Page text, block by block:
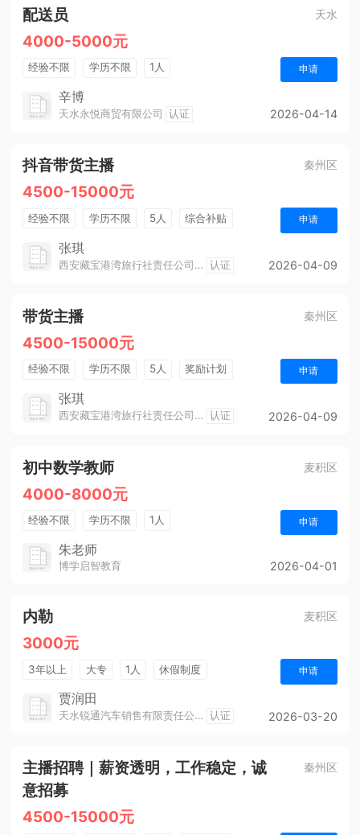
配送员 天水
4000-5000元
经验不限 学历不限 1人 申请
辛博
天水永悦商贸有限公司 认证 2026-04-14
抖音带货主播 秦州区
4500-15000元
经验不限 学历不限 5人
综合补贴
奖励计划
申请
张琪
西安藏宝港湾旅行社责任公司天水分公司 认证 2026-04-09
带货主播 秦州区
4500-15000元
经验不限 学历不限 5人
奖励计划
销售奖金
申请
张琪
西安藏宝港湾旅行社责任公司天水分公司 认证 2026-04-09
初中数学教师 麦积区
4000-8000元
经验不限 学历不限 1人 申请
朱老师
博学启智教育 2026-04-01
内勒 麦积区
3000元
3年以上 大专 1人 休假制度 申请
贾润田
天水锐通汽车销售有限责任公司 认证 2026-03-20
主播招聘｜薪资透明，工作稳定，诚
意招募
秦州区
4500-15000元